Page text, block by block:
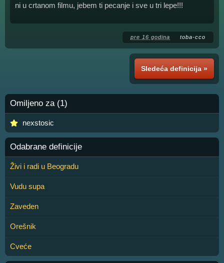
ni u crtanom filmu, jebem ti pecanje i sve u tri lepe!!!
pre 16 godina toba-cco
Sledeća definicija »
Omiljeno za (1)
nexstosic
Odabrane definicije
Živi i radi u Beogradu
Vudu supa
Zaveden
Orešnik
Cveće